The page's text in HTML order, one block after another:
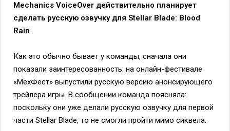
Mechanics VoiceOver действительно планирует
сделать русскую озвучку для Stellar Blade: Blood
Rain.
Как это обычно бывает у команды, сначала они
показали заинтересованность: на онлайн-фестивале
«МехФест» выпустили русскую версию анонсирующего
трейлера игры. В сообщении команда поясняла:
поскольку они уже делали русскую озвучку для первой
части Stellar Blade, то не смогли пройти мимо сиквела.